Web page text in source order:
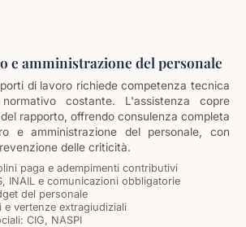
e amministrazione del personale
di lavoro richiede competenza tecnica
costante. L'assistenza copre
rapporto, offrendo consulenza completa
e amministrazione del personale, con
delle criticità.
paga e adempimenti contributivi
INAIL e comunicazioni obbligatorie
del personale
e vertenze extragiudiziali
CIG, NASPI